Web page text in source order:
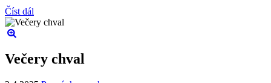
Číst dál
Večery chval